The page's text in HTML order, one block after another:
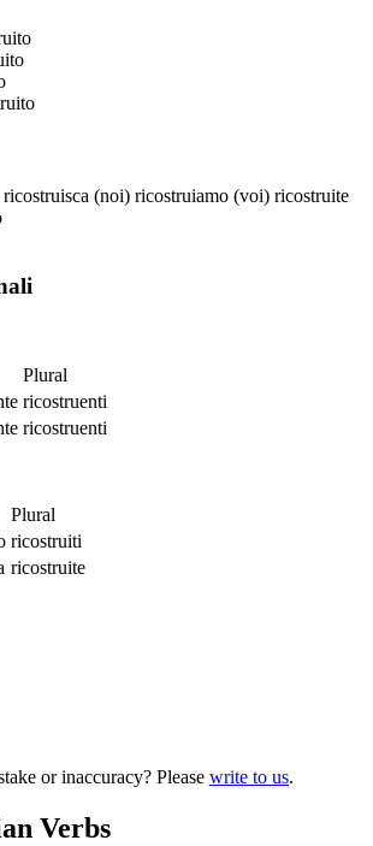
ricostruisca (noi) ricostruiamo (voi) ricostruite
Plural
ricostruenti
ricostruenti
Plural
ricostruiti
ricostruite
or inaccuracy? Please write to us.
Verbs